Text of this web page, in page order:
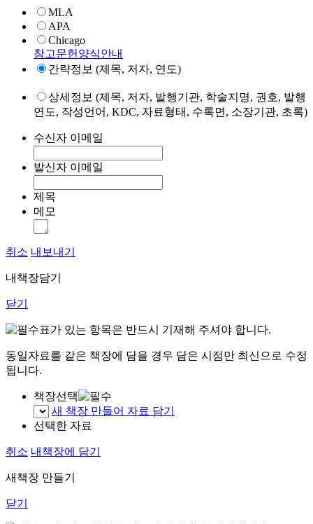
MLA
APA
Chicago
참고문헌양식안내
간략정보 (제목, 저자, 연도)
상세정보 (제목, 저자, 발행기관, 학술지명, 권호, 발행
연도, 작성언어, KDC, 자료형태, 수록면, 소장기관, 초록)
수신자 이메일
발신자 이메일
제목
메모
취소 내보내기
내책장담기
닫기
표가 있는 항목은 반드시 기재해 주셔야 합니다.
동일자료를 같은 책장에 담을 경우 담은 시점만 최신으로 수정
됩니다.
책장선택
새 책장 만들어 자료 담기
선택한 자료
취소 내책장에 담기
새책장 만들기
닫기